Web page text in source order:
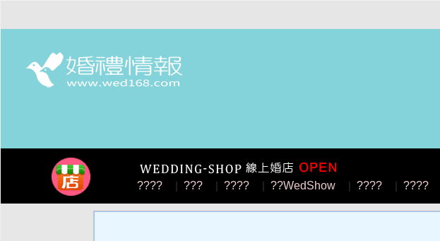
???? | ??? | ???? | ??WedShow | ???? | ????